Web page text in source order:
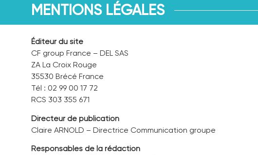
MENTIONS LÉGALES
Éditeur du site
CF group France – DEL SAS
ZA La Croix Rouge
35530 Brécé France
Tél : 02 99 00 17 72
RCS 303 355 671
Directeur de publication
Claire ARNOLD – Directrice Communication groupe
Responsables de la rédaction